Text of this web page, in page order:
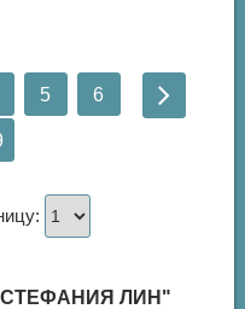
5 6
ЛИН"